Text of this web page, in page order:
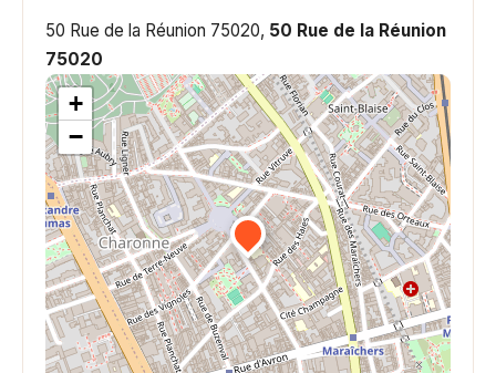
50 Rue de la Réunion 75020, 50 Rue de la Réunion
75020
+
−